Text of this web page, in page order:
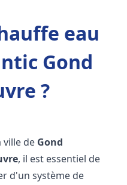
eau
Gond
?
ville de Gond
, il est essentiel de
d'un système de